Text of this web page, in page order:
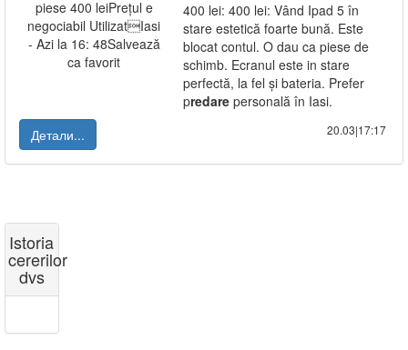
400 lei: 400 lei: Vând Ipad 5 în
stare estetică foarte bună. Este
blocat contul. O dau ca piese de
schimb. Ecranul este in stare
perfectă, la fel și bateria. Prefer
predare personală în Iasi.
Детали...
20.03|17:17
Istoria
cererilor
dvs